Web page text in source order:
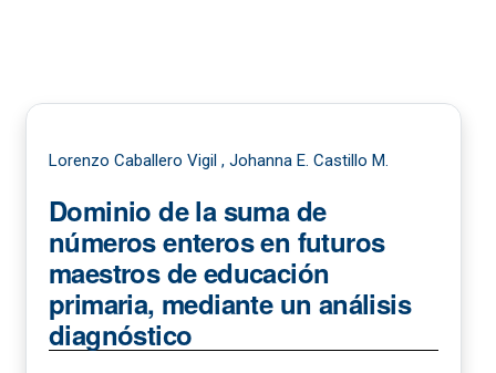
Lorenzo Caballero Vigil , Johanna E. Castillo M.
Dominio de la suma de
números enteros en futuros
maestros de educación
primaria, mediante un análisis
diagnóstico